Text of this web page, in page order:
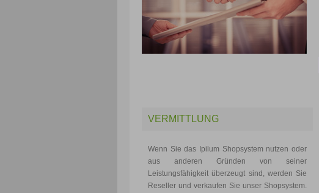
VERMITTLUNG
Wenn Sie das Ipilum Shopsystem nutzen oder
aus anderen Gründen von seiner
Leistungsfähigkeit überzeugt sind, werden Sie
Reseller und verkaufen Sie unser Shopsystem.